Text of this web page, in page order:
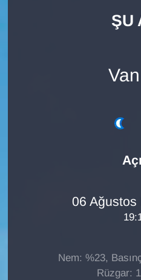
ŞU
Van
06 Ağustos
Nem: %23,
Rüzgar:
En çok konuşulanlar
Son Dakika Haberleri